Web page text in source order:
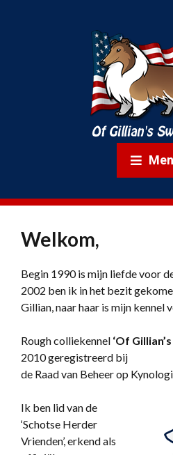
Welkom,
Begin 1990 is mijn liefde voor
2002 ben ik in het bezit
Gillian, naar haar is mijn kennel
Rough colliekennel ‘Of
2010 geregistreerd bij
de Raad van Beheer op
Ik ben lid van de
‘Schotse Herder
Vrienden’, erkend als